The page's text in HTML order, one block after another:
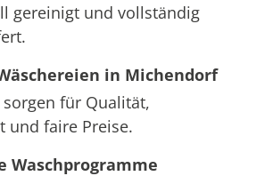
gereinigt und vollständig
in Michendorf
sorgen für Qualität,
und faire Preise.
Waschprogramme